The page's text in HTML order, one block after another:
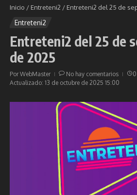
Inicio / Entreteni2 / Entreteni2 del 25 de
Entreteni2
Entreteni2 del 25 de
de 2025
PorWebMaster No hay comentarios
Actualizado: 13 de octubre de 2025 15:00